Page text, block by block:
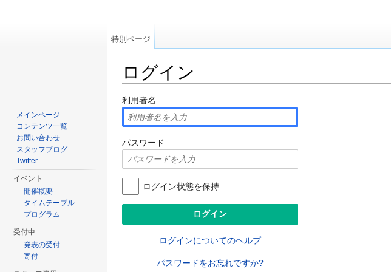
ログイン
利用者名
パスワード
ログイン状態を保持
ログインについてのヘルプ
パスワードをお忘れですか?
特別ページ
メインページ
コンテンツ一覧
お問い合わせ
スタッフブログ
Twitter
イベント
開催概要
タイムテーブル
プログラム
受付中
発表の受付
寄付